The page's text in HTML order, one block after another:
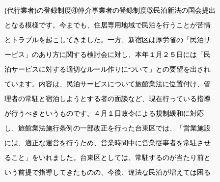
(代行業者)の登録制度④仲介事業者の登録制度⑤民泊新法の国会提出
となる模様です。今までも、住居専用地域で民泊を行うことが苦情
とトラブルを起こしてきました。一方、新宿区は厚労省の「民泊サ
ービス」のあり方に関する検討会に対し、本年１月２５日には「民
泊サービスに対する適切なルール作りについて」との要望を出され
ています。内容は、民泊サービスについて旅館業法に位置付け、管
理者の常駐と宿泊しようとする者の面談など、現在行っている指導
が行うべきというものです。４月１日政令による規制緩和に対応
し、旅館業法施行条例の一部改正を行った台東区では、「営業施設
には、適正な運営を行うため、営業時間中に営業従事者を常駐させ
ること」をいれました。台東区としては、常駐するのが当たり前と
いう前提で指導してきたものの、今後、違法な民泊が増えては困る